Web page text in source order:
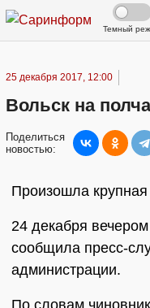
Темный
25 декабря 2017, 12:00
Вольск на
Поделиться
новостью:
Произошла
24 декабря
сообщила пресс-
администрации.
По словам